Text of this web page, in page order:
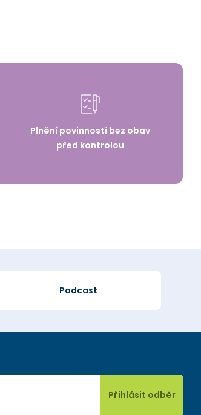
Plnění povinností bez obav
před kontrolou
Podcast
Přihlásit odběr